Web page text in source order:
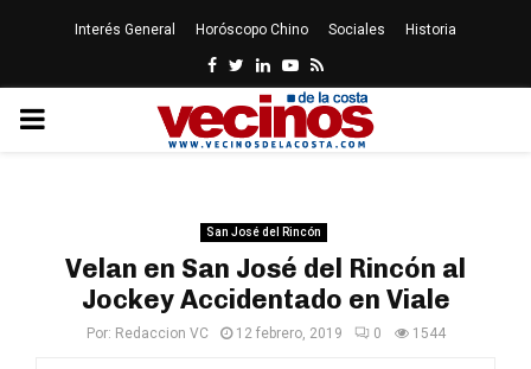
Interés General Horóscopo Chino Sociales Historia
Facebook
Twitter
LinkedinYoutube
Rss
PRIMARY
San José del Rincón
Velan en San José del Rincón al
Jockey Accidentado en Viale
Por: Redaccion VC 12 febrero, 2019 0 1544